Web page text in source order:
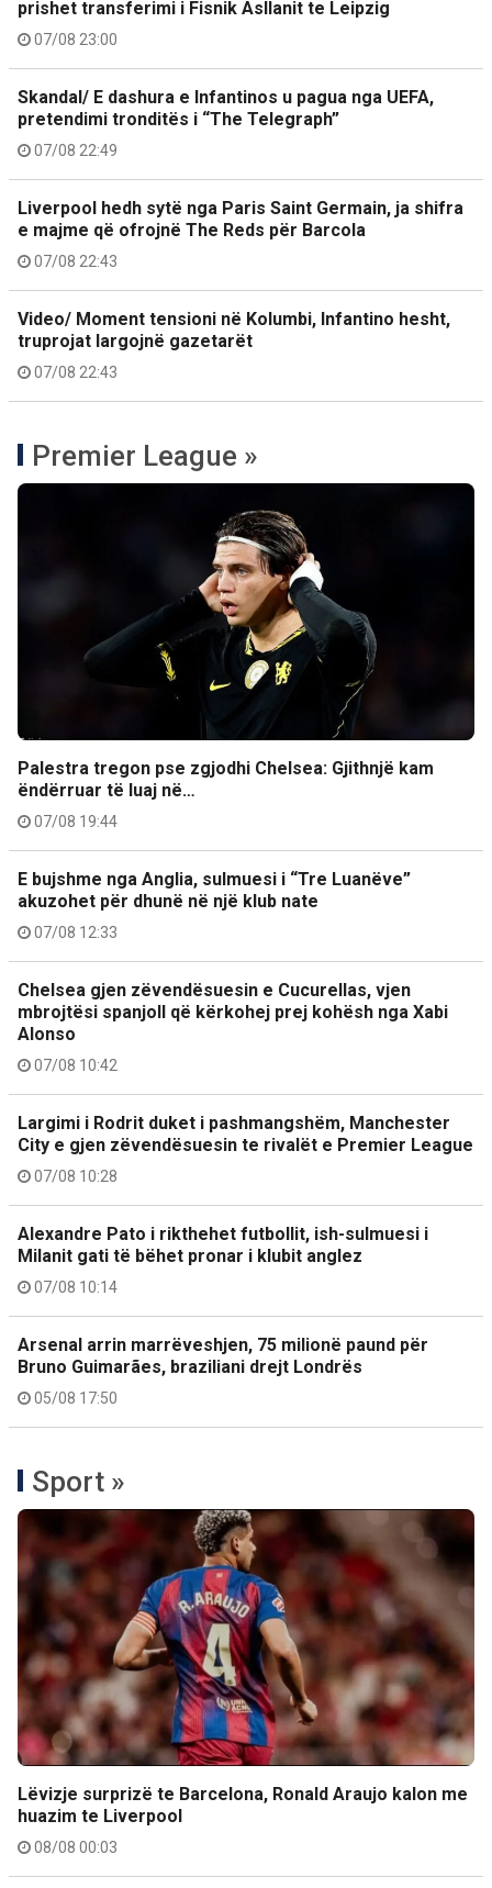
prishet transferimi i Fisnik Asllanit te Leipzig
07/08 23:00
Skandal/ E dashura e Infantinos u pagua nga UEFA,
pretendimi tronditës i “The Telegraph”
07/08 22:49
Liverpool hedh sytë nga Paris Saint Germain, ja shifra
e majme që ofrojnë The Reds për Barcola
07/08 22:43
Video/ Moment tensioni në Kolumbi, Infantino hesht,
truprojat largojnë gazetarët
07/08 22:43
Premier League »
Palestra tregon pse zgjodhi Chelsea: Gjithnjë kam
ëndërruar të luaj në…
07/08 19:44
E bujshme nga Anglia, sulmuesi i “Tre Luanëve”
akuzohet për dhunë në një klub nate
07/08 12:33
Chelsea gjen zëvendësuesin e Cucurellas, vjen
mbrojtësi spanjoll që kërkohej prej kohësh nga Xabi
Alonso
07/08 10:42
Largimi i Rodrit duket i pashmangshëm, Manchester
City e gjen zëvendësuesin te rivalët e Premier League
07/08 10:28
Alexandre Pato i rikthehet futbollit, ish-sulmuesi i
Milanit gati të bëhet pronar i klubit anglez
07/08 10:14
Arsenal arrin marrëveshjen, 75 milionë paund për
Bruno Guimarães, braziliani drejt Londrës
05/08 17:50
Sport »
Lëvizje surprizë te Barcelona, Ronald Araujo kalon me
huazim te Liverpool
08/08 00:03